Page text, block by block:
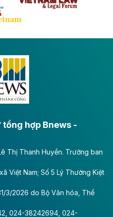
đồng xây dựng cao
được kỳ vọng sẽ tạo động
khu vực phía Nam đồng
Việt Nam - CTCP
lợi nhuận trong quý
thu
hợp Bnews -
Thị Thanh Huyền. Trưởng ban
Việt Nam; Số 5 Lý Thường Kiệt
3/2026 do Bộ Văn hóa, Thể
024-38242694, 024-